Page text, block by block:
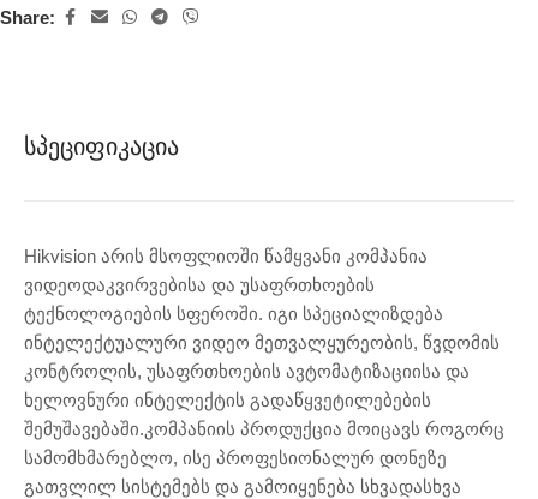
Share:
Სპეციფიკაცია
Hikvision არის მსოფლიოში წამყვანი კომპანია
ვიდეოდაკვირვებისა და უსაფრთხოების
ტექნოლოგიების სფეროში. იგი სპეციალიზდება
ინტელექტუალური ვიდეო მეთვალყურეობის, წვდომის
კონტროლის, უსაფრთხოების ავტომატიზაციისა და
ხელოვნური ინტელექტის გადაწყვეტილებების
შემუშავებაში.კომპანიის პროდუქცია მოიცავს როგორც
სამომხმარებლო, ისე პროფესიონალურ დონეზე
გათვლილ სისტემებს და გამოიყენება სხვადასხვა